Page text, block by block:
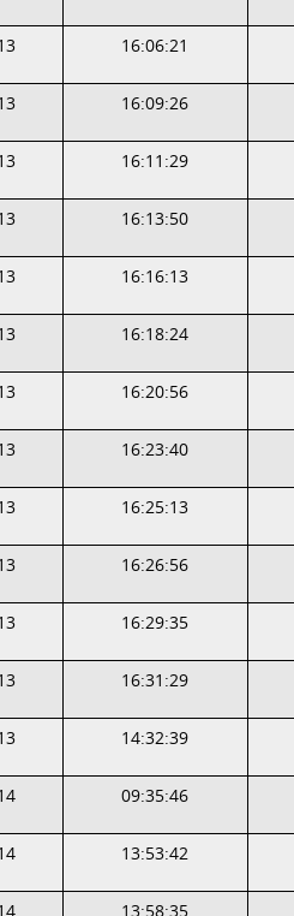
16:06:21
16:09:26
16:11:29
16:13:50
16:16:13
16:18:24
16:20:56
16:23:40
16:25:13
16:26:56
16:29:35
16:31:29
14:32:39
09:35:46
13:53:42
13:58:35